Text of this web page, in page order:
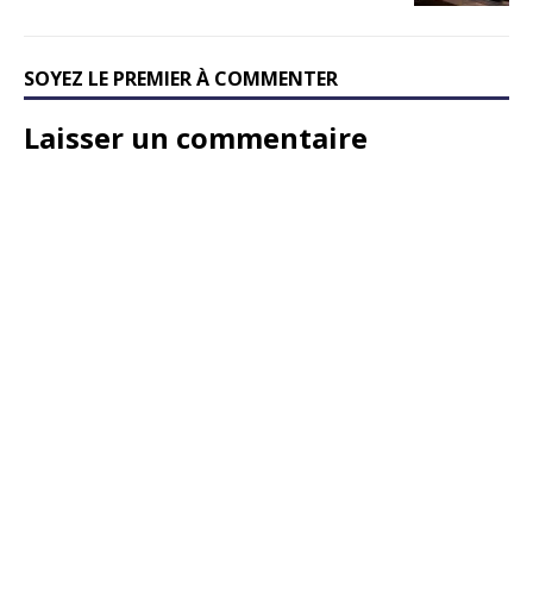
SOYEZ LE PREMIER À COMMENTER
Laisser un commentaire